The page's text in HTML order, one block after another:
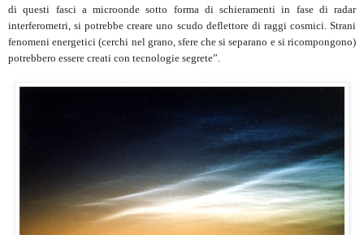
di questi fasci a microonde sotto forma di schieramenti in fase di radar
interferometri, si potrebbe creare uno scudo deflettore di raggi cosmici. Strani
fenomeni energetici (cerchi nel grano, sfere che si separano e si ricompongono)
potrebbero essere creati con tecnologie segrete”.